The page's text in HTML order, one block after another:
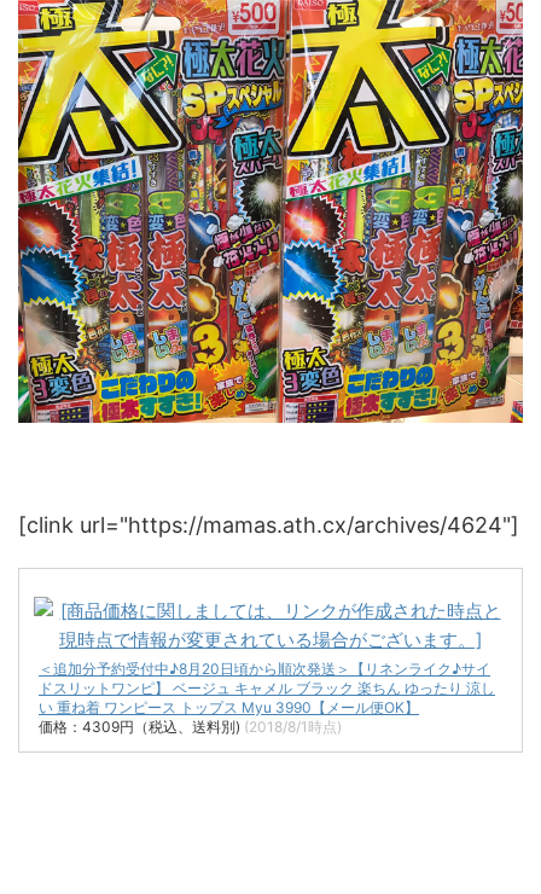
[clink url="https://mamas.ath.cx/archives/4624"]
＜追加分予約受付中♪8月20日頃から順次発送＞【リネンライク♪サイ
ドスリットワンピ】 ベージュ キャメル ブラック 楽ちん ゆったり 涼し
い 重ね着 ワンピース トップス Myu 3990【メール便OK】
価格：4309円（税込、送料別) (2018/8/1時点)